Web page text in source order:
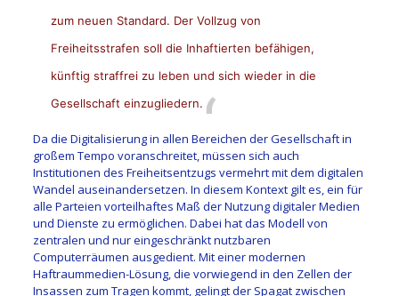
zum neuen Standard. Der Vollzug von
Freiheitsstrafen soll die Inhaftierten befähigen,
künftig straffrei zu leben und sich wieder in die
Gesellschaft einzugliedern.
Da die Digitalisierung in allen Bereichen der Gesellschaft in
großem Tempo voranschreitet, müssen sich auch
Institutionen des Freiheitsentzugs vermehrt mit dem digitalen
Wandel auseinandersetzen. In diesem Kontext gilt es, ein für
alle Parteien vorteilhaftes Maß der Nutzung digitaler Medien
und Dienste zu ermöglichen. Dabei hat das Modell von
zentralen und nur eingeschränkt nutzbaren
Computerräumen ausgedient. Mit einer modernen
Haftraummedien-Lösung, die vorwiegend in den Zellen der
Insassen zum Tragen kommt, gelingt der Spagat zwischen